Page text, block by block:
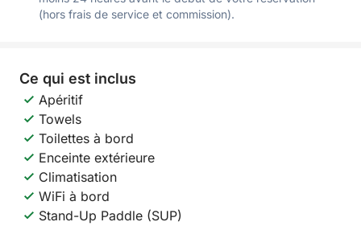
(hors frais de service et commission).
Ce qui est inclus
Apéritif
Towels
Toilettes à bord
Enceinte extérieure
Climatisation
WiFi à bord
Stand-Up Paddle (SUP)